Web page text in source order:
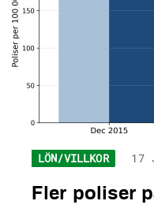
LÖN/VILLKOR 17
Fler poliser